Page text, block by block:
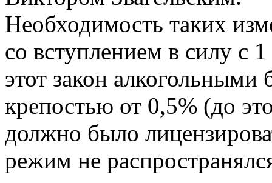
Необходимость таких
со вступлением в силу с
этот закон
крепостью от 0,5% (до
должно было
режим не